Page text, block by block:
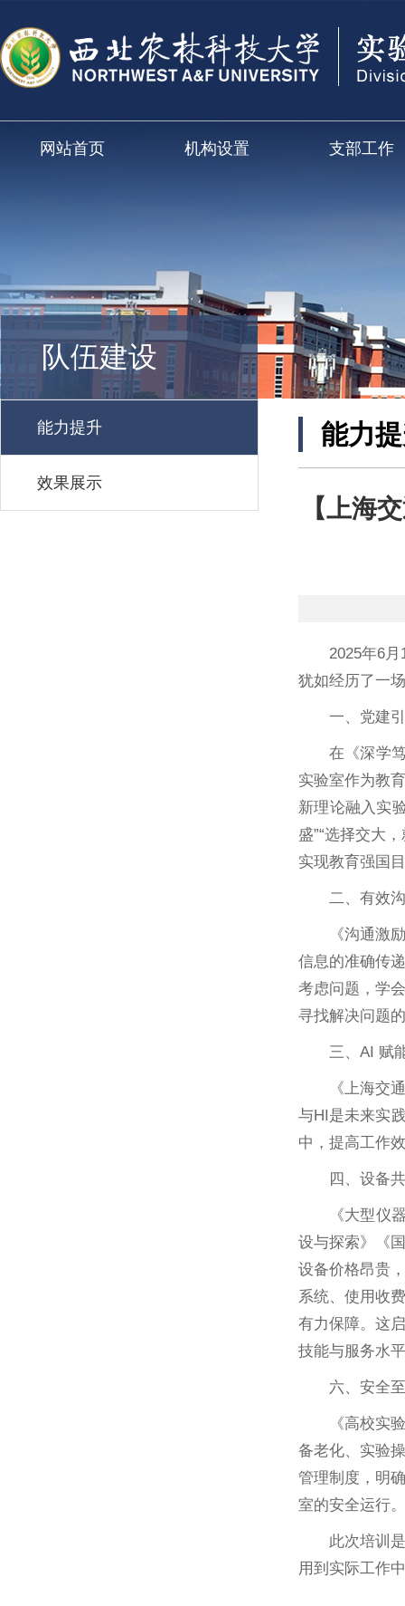
网站首页 机构设置 支部工作
队伍建设
能力提升
效果展示
能力
【上海
2025年6
犹如经历了一
一、党建
在《深学
实验室作为教
新理论融入实
盛”“选择交大
实现教育强国
二、有效
《沟通激
信息的准确传
考虑问题，学
寻找解决问题
三、AI 赋
《上海交
与HI是未来实
中，提高工作
四、设备
《大型仪
设与探索》《
设备价格昂贵
系统、使用收
有力保障。这
技能与服务水
六、安全
《高校实
备老化、实验
管理制度，明
室的安全运行。
此次培训
用到实际工作